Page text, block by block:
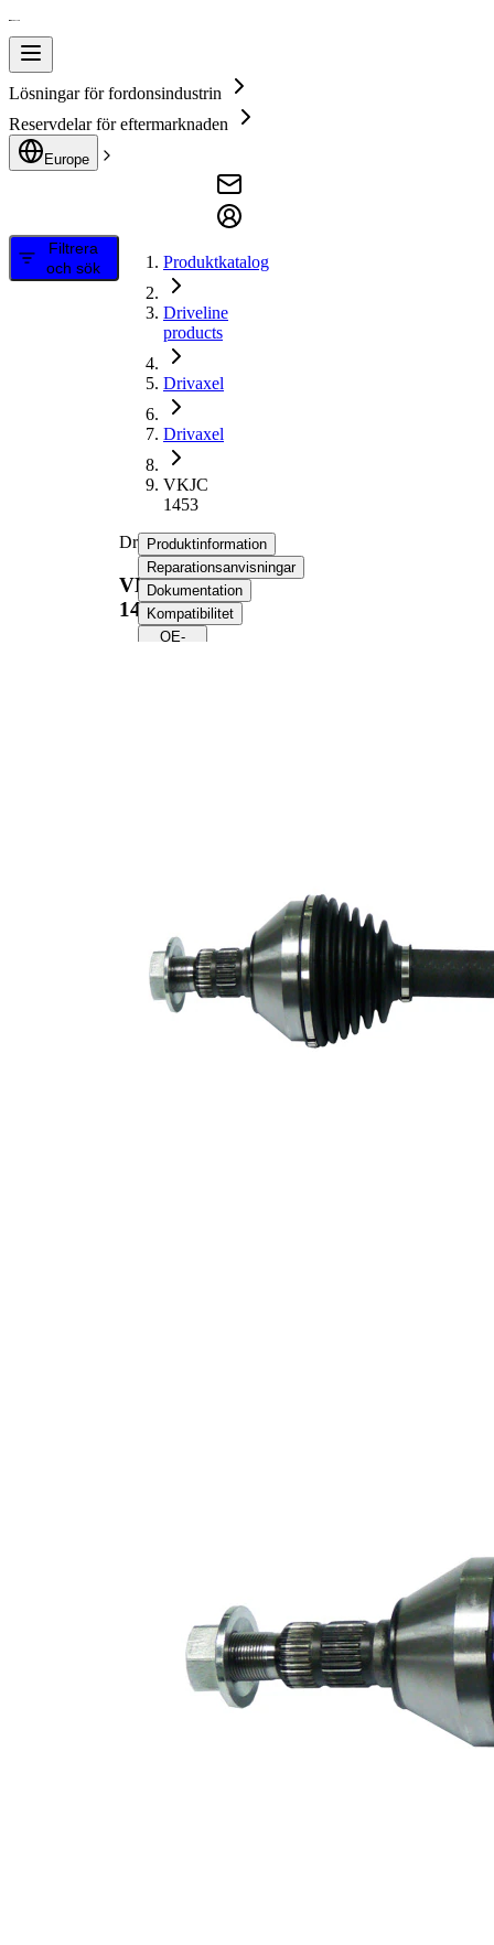
Lösningar för fordonsindustrin
Reservdelar för eftermarknaden
Europe
Filtrera
och sök
Produktkatalog
Driveline
products
Drivaxel
Drivaxel
VKJC
1453
Drivaxel
VKJC
1453
Produktinformation
Reparationsanvisningar
Dokumentation
Kompatibilitet
OE-
54,2 mm
Längd 2
79 mm
Ny del
Leddiameter
hjulsida
90,9 mm